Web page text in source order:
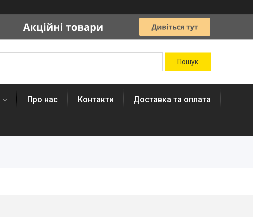
Про нас Контакти Доставка та оплата